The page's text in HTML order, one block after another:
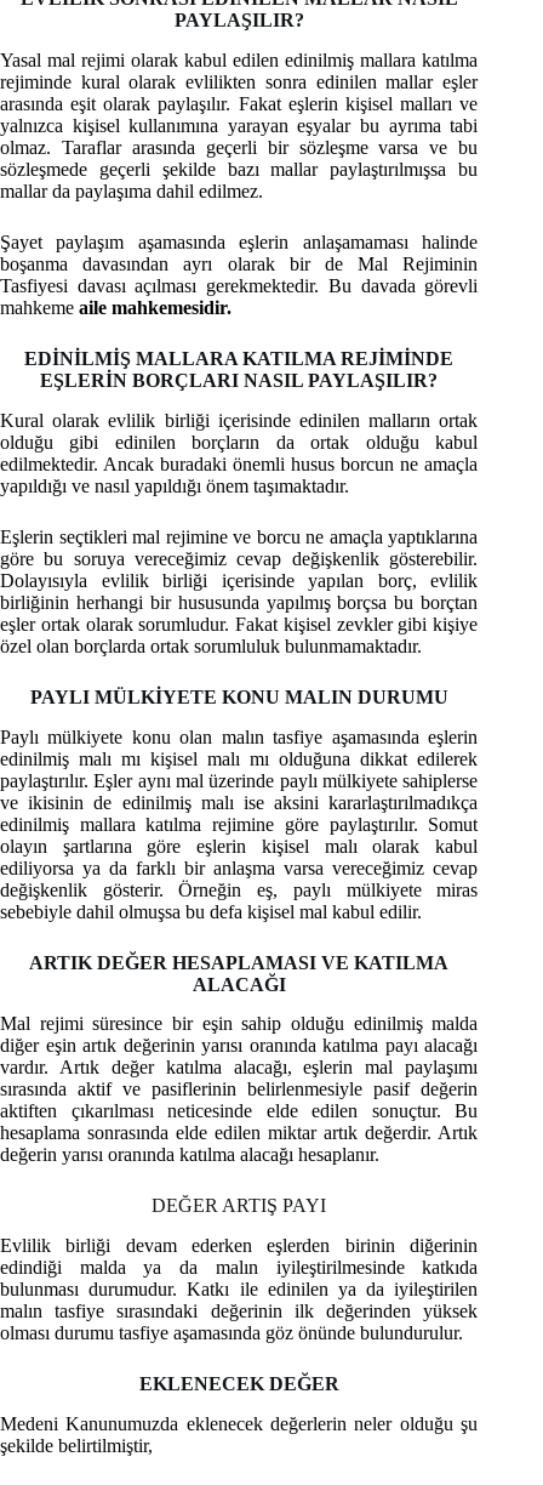
PAYLAŞILIR?
Yasal mal rejimi olarak kabul edilen edinilmiş mallara katılma
rejiminde kural olarak evlilikten sonra edinilen mallar eşler
arasında eşit olarak paylaşılır. Fakat eşlerin kişisel malları ve
yalnızca kişisel kullanımına yarayan eşyalar bu ayrıma tabi
olmaz. Taraflar arasında geçerli bir sözleşme varsa ve bu
sözleşmede geçerli şekilde bazı mallar paylaştırılmışsa bu
mallar da paylaşıma dahil edilmez.
Şayet paylaşım aşamasında eşlerin anlaşamaması halinde
boşanma davasından ayrı olarak bir de Mal Rejiminin
Tasfiyesi davası açılması gerekmektedir. Bu davada görevli
mahkeme aile mahkemesidir.
EDİNİLMİŞ MALLARA KATILMA REJİMİNDE
EŞLERİN BORÇLARI NASIL PAYLAŞILIR?
Kural olarak evlilik birliği içerisinde edinilen malların ortak
olduğu gibi edinilen borçların da ortak olduğu kabul
edilmektedir. Ancak buradaki önemli husus borcun ne amaçla
yapıldığı ve nasıl yapıldığı önem taşımaktadır.
Eşlerin seçtikleri mal rejimine ve borcu ne amaçla yaptıklarına
göre bu soruya vereceğimiz cevap değişkenlik gösterebilir.
Dolayısıyla evlilik birliği içerisinde yapılan borç, evlilik
birliğinin herhangi bir hususunda yapılmış borçsa bu borçtan
eşler ortak olarak sorumludur. Fakat kişisel zevkler gibi kişiye
özel olan borçlarda ortak sorumluluk bulunmamaktadır.
PAYLI MÜLKİYETE KONU MALIN DURUMU
Paylı mülkiyete konu olan malın tasfiye aşamasında eşlerin
edinilmiş malı mı kişisel malı mı olduğuna dikkat edilerek
paylaştırılır. Eşler aynı mal üzerinde paylı mülkiyete sahiplerse
ve ikisinin de edinilmiş malı ise aksini kararlaştırılmadıkça
edinilmiş mallara katılma rejimine göre paylaştırılır. Somut
olayın şartlarına göre eşlerin kişisel malı olarak kabul
ediliyorsa ya da farklı bir anlaşma varsa vereceğimiz cevap
değişkenlik gösterir. Örneğin eş, paylı mülkiyete miras
sebebiyle dahil olmuşsa bu defa kişisel mal kabul edilir.
ARTIK DEĞER HESAPLAMASI VE KATILMA
ALACAĞI
Mal rejimi süresince bir eşin sahip olduğu edinilmiş malda
diğer eşin artık değerinin yarısı oranında katılma payı alacağı
vardır. Artık değer katılma alacağı, eşlerin mal paylaşımı
sırasında aktif ve pasiflerinin belirlenmesiyle pasif değerin
aktiften çıkarılması neticesinde elde edilen sonuçtur. Bu
hesaplama sonrasında elde edilen miktar artık değerdir. Artık
değerin yarısı oranında katılma alacağı hesaplanır.
DEĞER ARTIŞ PAYI
Evlilik birliği devam ederken eşlerden birinin diğerinin
edindiği malda ya da malın iyileştirilmesinde katkıda
bulunması durumudur. Katkı ile edinilen ya da iyileştirilen
malın tasfiye sırasındaki değerinin ilk değerinden yüksek
olması durumu tasfiye aşamasında göz önünde bulundurulur.
EKLENECEK DEĞER
Medeni Kanunumuzda eklenecek değerlerin neler olduğu şu
şekilde belirtilmiştir,